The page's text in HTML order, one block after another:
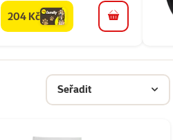
familycena
204 Kč do košíku
Seřadit